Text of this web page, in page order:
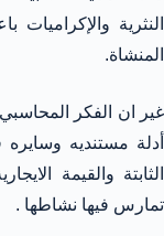
النثرية
المنشاة.
غير ان الفكر
أدلة مستنديه
الثابتة والقيمة
تمارس فيها نشاطها .